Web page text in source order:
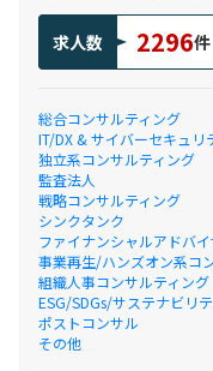
求人数 2296件
総合コンサルティング
IT/DX & サイバーセキュリ
独立系コンサルティング
監査法人
戦略コンサルティング
シンクタンク
ファイナンシャルアドバイ
事業再生/ハンズオン系コ
組織人事コンサルティング
ESG/SDGs/サステナビリ
ポストコンサル
その他